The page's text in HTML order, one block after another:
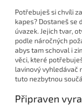
Potřebuješ si chvíli
kapes? Dostaneš se
úvazek. Jejich tvar,
podle náročných
abys tam schoval i
věci, které
lavinový vyhledávač
tuto nezbytnou
Připraven